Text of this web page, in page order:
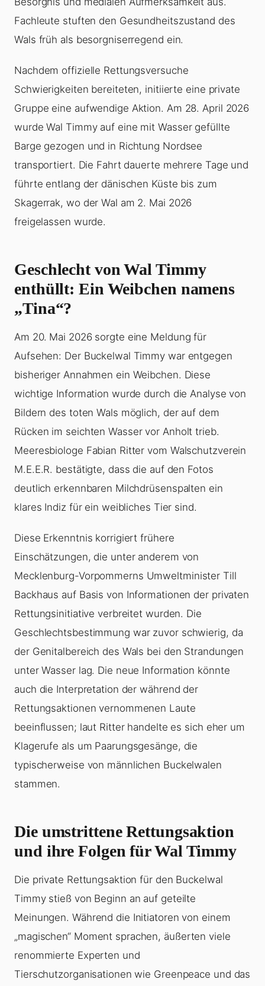
Fachleute stuften den Gesundheitszustand des
Wals früh als besorgniserregend ein.
Nachdem offizielle Rettungsversuche
Schwierigkeiten bereiteten, initiierte eine private
Gruppe eine aufwendige Aktion. Am 28. April 2026
wurde Wal Timmy auf eine mit Wasser gefüllte
Barge gezogen und in Richtung Nordsee
transportiert. Die Fahrt dauerte mehrere Tage und
führte entlang der dänischen Küste bis zum
Skagerrak, wo der Wal am 2. Mai 2026
freigelassen wurde.
Geschlecht von Wal Timmy
enthüllt: Ein Weibchen namens
„Tina“?
Am 20. Mai 2026 sorgte eine Meldung für
Aufsehen: Der Buckelwal Timmy war entgegen
bisheriger Annahmen ein Weibchen. Diese
wichtige Information wurde durch die Analyse von
Bildern des toten Wals möglich, der auf dem
Rücken im seichten Wasser vor Anholt trieb.
Meeresbiologe Fabian Ritter vom Walschutzverein
M.E.E.R. bestätigte, dass die auf den Fotos
deutlich erkennbaren Milchdrüsenspalten ein
klares Indiz für ein weibliches Tier sind.
Diese Erkenntnis korrigiert frühere
Einschätzungen, die unter anderem von
Mecklenburg-Vorpommerns Umweltminister Till
Backhaus auf Basis von Informationen der privaten
Rettungsinitiative verbreitet wurden. Die
Geschlechtsbestimmung war zuvor schwierig, da
der Genitalbereich des Wals bei den Strandungen
unter Wasser lag. Die neue Information könnte
auch die Interpretation der während der
Rettungsaktionen vernommenen Laute
beeinflussen; laut Ritter handelte es sich eher um
Klagerufe als um Paarungsgesänge, die
typischerweise von männlichen Buckelwalen
stammen.
Die umstrittene Rettungsaktion
und ihre Folgen für Wal Timmy
Die private Rettungsaktion für den Buckelwal
Timmy stieß von Beginn an auf geteilte
Meinungen. Während die Initiatoren von einem
„magischen“ Moment sprachen, äußerten viele
renommierte Experten und
Tierschutzorganisationen wie Greenpeace und das